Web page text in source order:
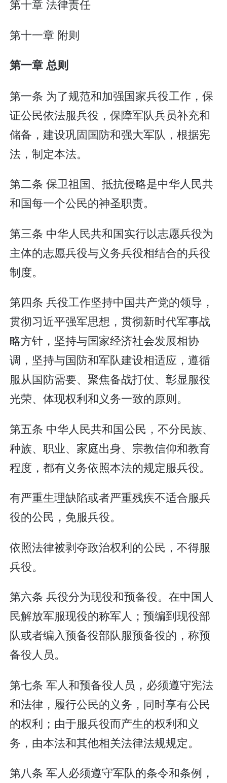
第十章 法律责任
第十一章 附则
第一章 总则
第一条 为了规范和加强国家兵役工作，保
证公民依法服兵役，保障军队兵员补充和
储备，建设巩固国防和强大军队，根据宪
法，制定本法。
第二条 保卫祖国、抵抗侵略是中华人民共
和国每一个公民的神圣职责。
第三条 中华人民共和国实行以志愿兵役为
主体的志愿兵役与义务兵役相结合的兵役
制度。
第四条 兵役工作坚持中国共产党的领导，
贯彻习近平强军思想，贯彻新时代军事战
略方针，坚持与国家经济社会发展相协
调，坚持与国防和军队建设相适应，遵循
服从国防需要、聚焦备战打仗、彰显服役
光荣、体现权利和义务一致的原则。
第五条 中华人民共和国公民，不分民族、
种族、职业、家庭出身、宗教信仰和教育
程度，都有义务依照本法的规定服兵役。
有严重生理缺陷或者严重残疾不适合服兵
役的公民，免服兵役。
依照法律被剥夺政治权利的公民，不得服
兵役。
第六条 兵役分为现役和预备役。在中国人
民解放军服现役的称军人；预编到现役部
队或者编入预备役部队服预备役的，称预
备役人员。
第七条 军人和预备役人员，必须遵守宪法
和法律，履行公民的义务，同时享有公民
的权利；由于服兵役而产生的权利和义
务，由本法和其他相关法律法规规定。
第八条 军人必须遵守军队的条令和条例，